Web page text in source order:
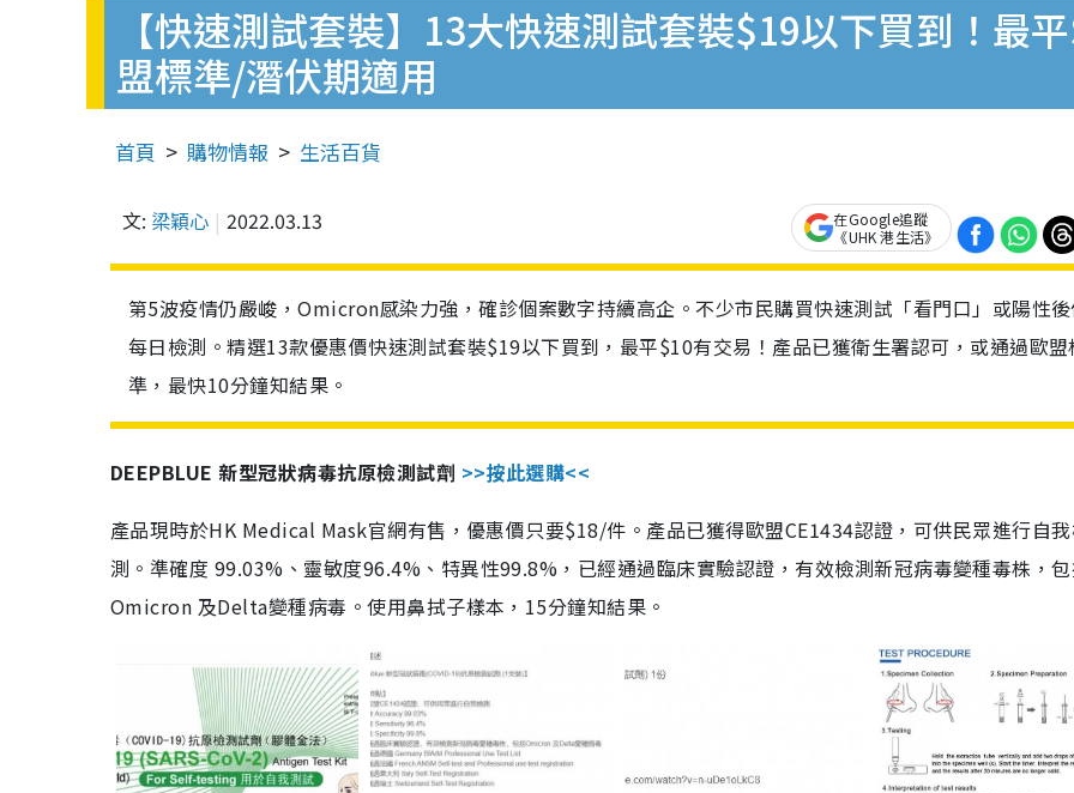
【快速測試套裝】13大快速測試套裝$19以下買到！最
盟標準/潛伏期適用
首頁 購物情報 生活百貨
文: 梁穎心 2022.03.13
在Google追蹤
《UHK 港生活》
第5波疫情仍嚴峻，Omicron感染力強，確診個案數字持續高企。不少市民購買快速測試「看門口」或陽性
每日檢測。精選13款優惠價快速測試套裝$19以下買到，最平$10有交易！產品已獲衛生署認可，或通過歐盟
準，最快10分鐘知結果。
DEEPBLUE 新型冠狀病毒抗原檢測試劑 >>按此選購<<
產品現時於HK Medical Mask官網有售，優惠價只要$18/件。產品已獲得歐盟CE1434認證，可供民眾進行自
測。準確度 99.03%、靈敏度96.4%、特異性99.8%，已經通過臨床實驗認證，有效檢測新冠病毒變種毒株，
Omicron 及Delta變種病毒。使用鼻拭子樣本，15分鐘知結果。